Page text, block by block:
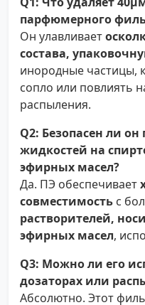
парфюмерного
Он улавливает
состава,
инородные частицы,
сопло или повлиять
распыления.
Q2: Безопасен ли
жидкостей на
эфирных масел?
Да. ПЭ обеспечивает
совместимость с
растворителей,
эфирных масел,
Q3: Можно ли его
дозаторах или
Абсолютно. Этот